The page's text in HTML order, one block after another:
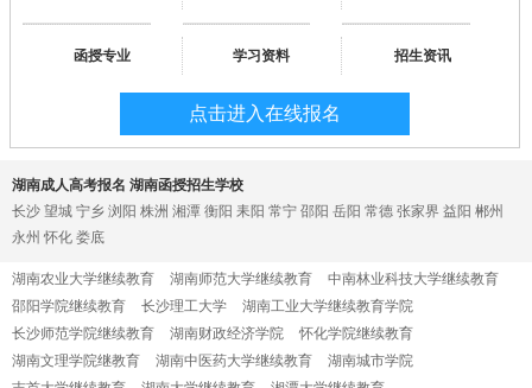
函授专业 学习资料 招生资讯
点击进入在线报名
湖南成人高考报名 湖南函授招生学校
长沙 望城 宁乡 浏阳 株洲 湘潭 衡阳 耒阳 常宁 邵阳 岳阳 常德 张家界 益阳 郴州
永州 怀化 娄底
湖南农业大学继续教育 湖南师范大学继续教育
中南林业科技大学继续教育
邵阳学院继续教育
长沙理工大学
湖南工业大学继续教育学院
长沙师范学院继续教育
湖南财政经济学院
怀化学院继续教育
湖南文理学院继教育
湖南中医药大学继续教育
湖南城市学院